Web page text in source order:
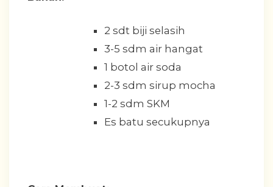
2 sdt biji selasih
3-5 sdm air hangat
1 botol air soda
2-3 sdm sirup mocha
1-2 sdm SKM
Es batu secukupnya